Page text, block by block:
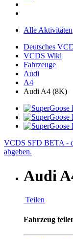
Alle Aktivitäten
Deutsches
VCDS Wiki
Fahrzeuge
Audi
A4
Audi A4 (8K)
VCDS SFD BETA -
abgeben.
Audi
Teilen
Fahrzeug